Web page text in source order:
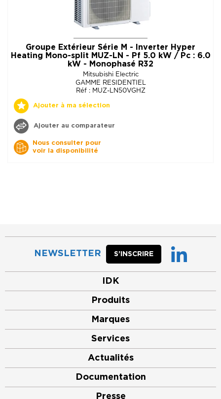
Groupe Extérieur Série M - Inverter Hyper
Heating Mono-split MUZ-LN - Pf 5.0 kW / Pc : 6.0
kW - Monophasé R32
Mitsubishi Electric
GAMME RESIDENTIEL
Réf : MUZ-LN50VGHZ
Ajouter à ma sélection
Ajouter au comparateur
Nous consulter pour
voir la disponibilité
NEWSLETTER S’INSCRIRE
IDK
Produits
Marques
Services
Actualités
Documentation
Presse